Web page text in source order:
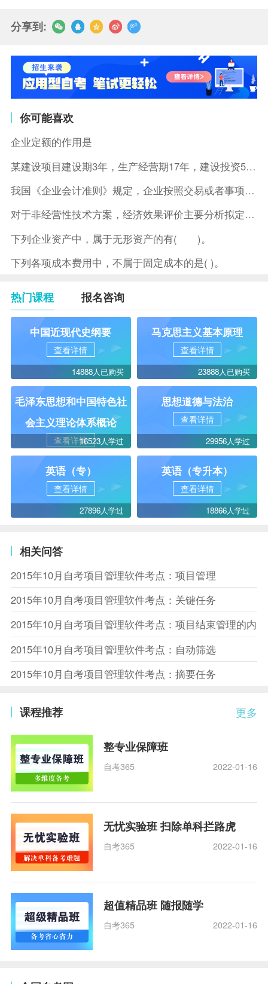
分享到:
你可能喜欢
企业定额的作用是
某建设项目建设期3年，生产经营期17年，建设投资5500万元
我国《企业会计准则》规定，企业按照交易或者事项的经济特征确定
对于非经营性技术方案，经济效果评价主要分析拟定方案的( )。
下列企业资产中，属于无形资产的有( )。
下列各项成本费用中，不属于固定成本的是( )。
热门课程 报名咨询
中国近现代史纲要
查看详情
14888人已购买
马克思主义基本原理
查看详情
23888人已购买
毛泽东思想和中国特色社
会主义理论体系概论
查看详情16523人学过
思想道德与法治
查看详情
29956人学过
英语（专）
查看详情
27896人学过
英语（专升本）
查看详情
18866人学过
相关问答
2015年10月自考项目管理软件考点：项目管理
2015年10月自考项目管理软件考点：关键任务
2015年10月自考项目管理软件考点：项目结束管理的内容
2015年10月自考项目管理软件考点：自动筛选
2015年10月自考项目管理软件考点：摘要任务
更多
课程推荐
整专业保障班
自考365 2022-01-16
无忧实验班 扫除单科拦路虎
自考365 2022-01-16
超值精品班 随报随学
自考365 2022-01-16